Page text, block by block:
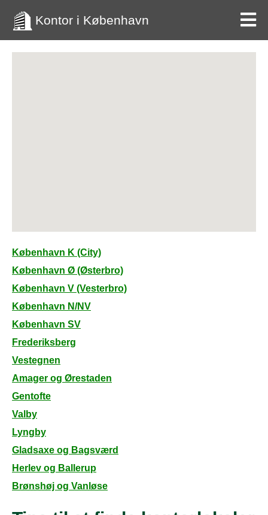
Kontor i København
København K (City)
København Ø (Østerbro)
København V (Vesterbro)
København N/NV
København SV
Frederiksberg
Vestegnen
Amager og Ørestaden
Gentofte
Valby
Lyngby
Gladsaxe og Bagsværd
Herlev og Ballerup
Brønshøj og Vanløse